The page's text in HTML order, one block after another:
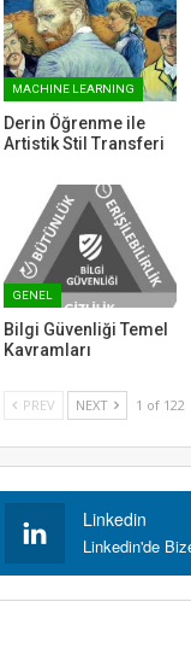
MACHINE LEARNING
Derin Öğrenme ile
Artistik Stil Transferi
GENEL
Bilgi Güvenliği Temel
Kavramları
PREV NEXT 1 of 122
Linkedin
Linkedin'de